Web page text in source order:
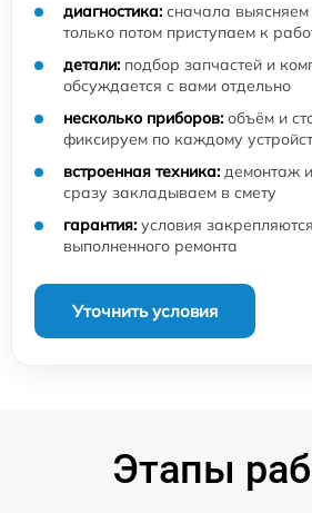
диагностика: сначала
только потом приступаем к
детали: подбор запчастей и
обсуждается с вами отдельно
несколько приборов: объём и
фиксируем по каждому
встроенная техника: демонтаж
сразу закладываем в смету
гарантия: условия
выполненного ремонта
Уточнить условия
Этапы